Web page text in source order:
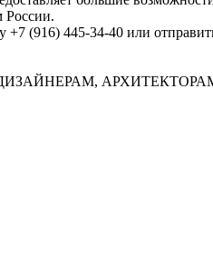
России.
+7 (916) 445-34-40 или